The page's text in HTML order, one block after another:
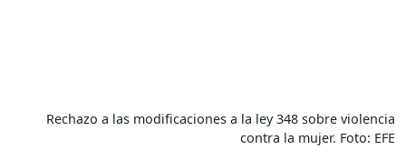
Rechazo a las modificaciones a la ley 348 sobre violencia
contra la mujer. Foto: EFE